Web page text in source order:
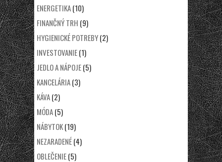
ENERGETIKA(10)
FINANČNÝ TRH (9)
HYGIENICKÉ POTREBY(2)
INVESTOVANIE(1)
JEDLO A NÁPOJE(5)
KANCELÁRIA(3)
KÁVA(2)
MÓDA(5)
NÁBYTOK(19)
NEZARADENÉ(4)
OBLEČENIE(5)